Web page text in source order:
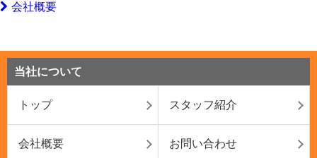
会社概要
当社について
トップ スタッフ紹介
会社概要 お問い合わせ